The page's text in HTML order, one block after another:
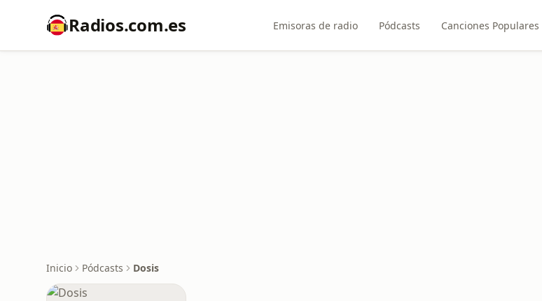
Radios.com.es Emisoras de radio Pódcasts Canciones Populares
Inicio Pódcasts Dosis